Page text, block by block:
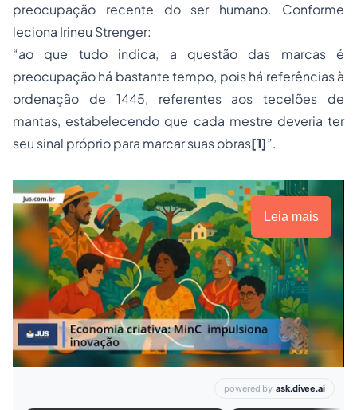
preocupação recente do ser humano. Conforme
leciona Irineu Strenger:
“ao que tudo indica, a questão das marcas é
preocupação há bastante tempo, pois há referências à
ordenação de 1445, referentes aos tecelões de
mantas, estabelecendo que cada mestre deveria ter
seu sinal próprio para marcar suas obras[1]”.
Leia mais